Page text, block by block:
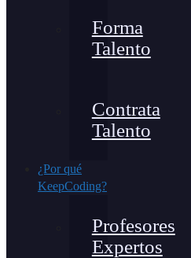
Forma
Talento
Contrata
Talento
¿Por qué
KeepCoding?
Profesores
Expertos